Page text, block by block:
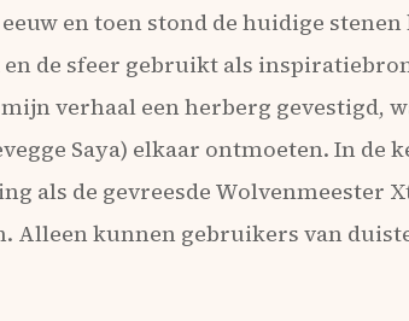
en toen stond de huidige
en de sfeer gebruikt als
verhaal een herberg gevestigd,
Saya) elkaar ontmoeten. In de
als de gevreesde Wolvenmeester
Alleen kunnen gebruikers van